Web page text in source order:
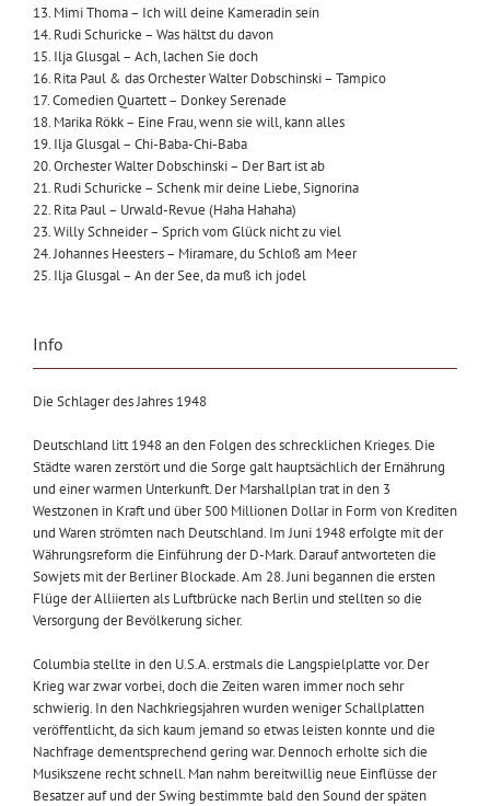
13. Mimi Thoma – Ich will deine Kameradin sein
14. Rudi Schuricke – Was hältst du davon
15. Ilja Glusgal – Ach, lachen Sie doch
16. Rita Paul & das Orchester Walter Dobschinski – Tampico
17. Comedien Quartett – Donkey Serenade
18. Marika Rökk – Eine Frau, wenn sie will, kann alles
19. Ilja Glusgal – Chi-Baba-Chi-Baba
20. Orchester Walter Dobschinski – Der Bart ist ab
21. Rudi Schuricke – Schenk mir deine Liebe, Signorina
22. Rita Paul – Urwald-Revue (Haha Hahaha)
23. Willy Schneider – Sprich vom Glück nicht zu viel
24. Johannes Heesters – Miramare, du Schloß am Meer
25. Ilja Glusgal – An der See, da muß ich jodel
Info
Die Schlager des Jahres 1948
Deutschland litt 1948 an den Folgen des schrecklichen Krieges. Die
Städte waren zerstört und die Sorge galt hauptsächlich der Ernährung
und einer warmen Unterkunft. Der Marshallplan trat in den 3
Westzonen in Kraft und über 500 Millionen Dollar in Form von Krediten
und Waren strömten nach Deutschland. Im Juni 1948 erfolgte mit der
Währungsreform die Einführung der D-Mark. Darauf antworteten die
Sowjets mit der Berliner Blockade. Am 28. Juni begannen die ersten
Flüge der Alliierten als Luftbrücke nach Berlin und stellten so die
Versorgung der Bevölkerung sicher.
Columbia stellte in den U.S.A. erstmals die Langspielplatte vor. Der
Krieg war zwar vorbei, doch die Zeiten waren immer noch sehr
schwierig. In den Nachkriegsjahren wurden weniger Schallplatten
veröffentlicht, da sich kaum jemand so etwas leisten konnte und die
Nachfrage dementsprechend gering war. Dennoch erholte sich die
Musikszene recht schnell. Man nahm bereitwillig neue Einflüsse der
Besatzer auf und der Swing bestimmte bald den Sound der späten